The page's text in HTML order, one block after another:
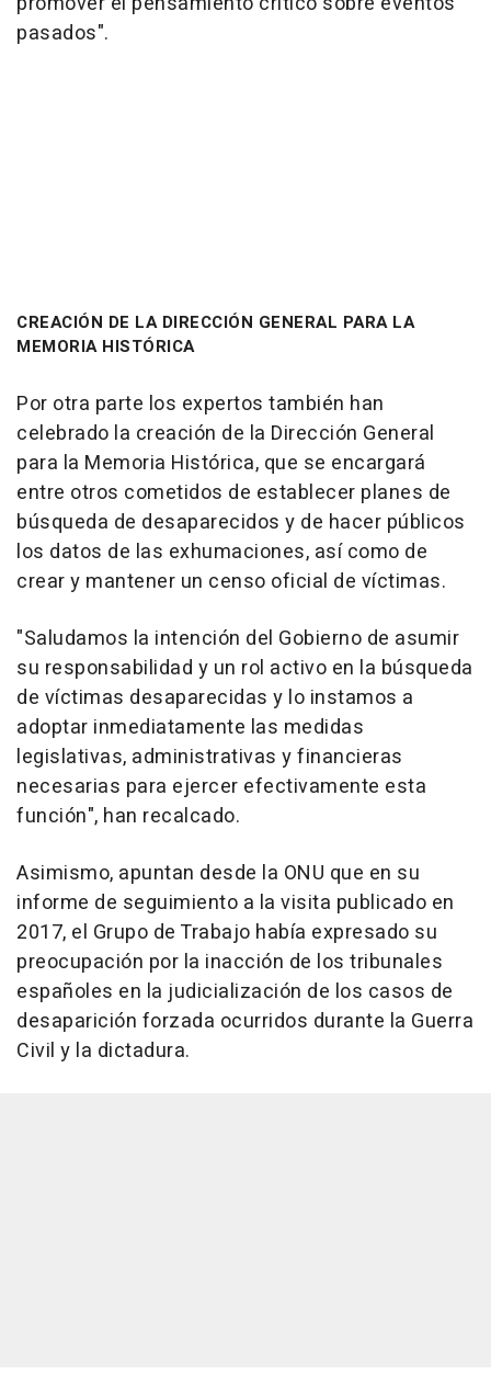
pasados".
CREACIÓN DE LA DIRECCIÓN GENERAL PARA LA
MEMORIA HISTÓRICA
Por otra parte los expertos también han
celebrado la creación de la Dirección General
para la Memoria Histórica, que se encargará
entre otros cometidos de establecer planes de
búsqueda de desaparecidos y de hacer públicos
los datos de las exhumaciones, así como de
crear y mantener un censo oficial de víctimas.
"Saludamos la intención del Gobierno de asumir
su responsabilidad y un rol activo en la búsqueda
de víctimas desaparecidas y lo instamos a
adoptar inmediatamente las medidas
legislativas, administrativas y financieras
necesarias para ejercer efectivamente esta
función", han recalcado.
Asimismo, apuntan desde la ONU que en su
informe de seguimiento a la visita publicado en
2017, el Grupo de Trabajo había expresado su
preocupación por la inacción de los tribunales
españoles en la judicialización de los casos de
desaparición forzada ocurridos durante la Guerra
Civil y la dictadura.